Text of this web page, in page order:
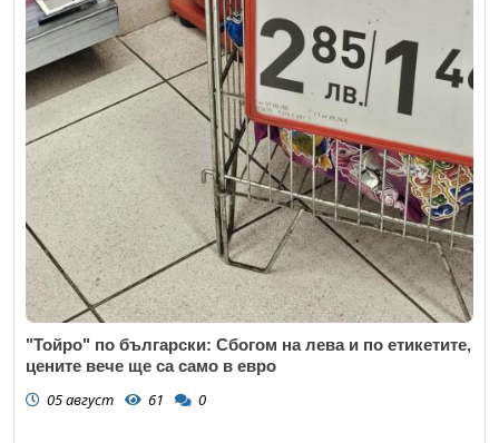
"Тойро" по български: Сбогом на лева и по етикетите,
цените вече ще са само в евро
05 август 61 0